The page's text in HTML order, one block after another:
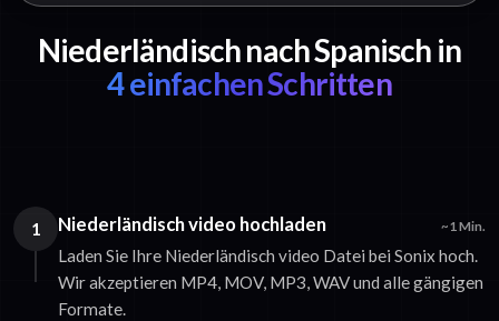
Niederländisch nach Spanisch in
4 einfachen Schritten
1 Niederländisch video hochladen ~1 Min.
Laden Sie Ihre Niederländisch video Datei bei Sonix hoch.
Wir akzeptieren MP4, MOV, MP3, WAV und alle gängigen
Formate.